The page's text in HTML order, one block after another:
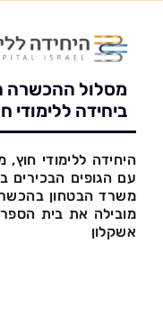
מסלול ההכשרה
ביחידה ללימודי
היחידה ללימודי
עם הגופים הבכירים
משרד הבטחון
מובילה את בית
אשקלון